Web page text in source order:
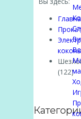
(122)